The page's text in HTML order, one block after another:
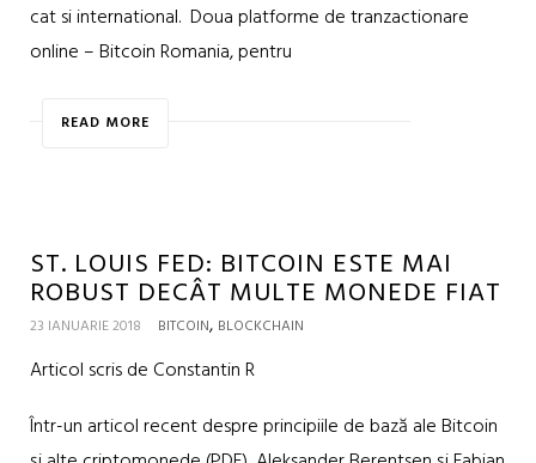
cat si international. Doua platforme de tranzactionare
online – Bitcoin Romania, pentru
READ MORE
ST. LOUIS FED: BITCOIN ESTE MAI
ROBUST DECÂT MULTE MONEDE FIAT
23 IANUARIE 2018 BITCOIN, BLOCKCHAIN
Articol scris de Constantin R
Într-un articol recent despre principiile de bază ale Bitcoin